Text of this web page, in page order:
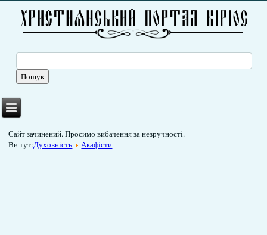
Сайт зачинений. Просимо вибачення за незручності.
Ви тут:Духовність Акафісти